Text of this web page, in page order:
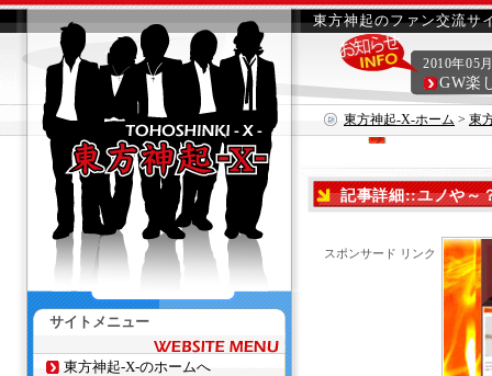
東方神起のファン交流サ
東方神起-X-ホーム > 東
2010年05
GW楽
記事詳細::ユノや～
スポンサード リンク
サイトメニュー
東方神起-X-のホームへ